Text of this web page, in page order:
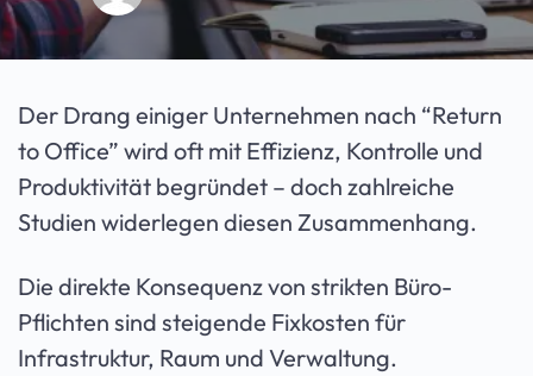
Der Drang einiger Unternehmen nach “Return
to Office” wird oft mit Effizienz, Kontrolle und
Produktivität begründet – doch zahlreiche
Studien widerlegen diesen Zusammenhang.
Die direkte Konsequenz von strikten Büro-
Pflichten sind steigende Fixkosten für
Infrastruktur, Raum und Verwaltung.